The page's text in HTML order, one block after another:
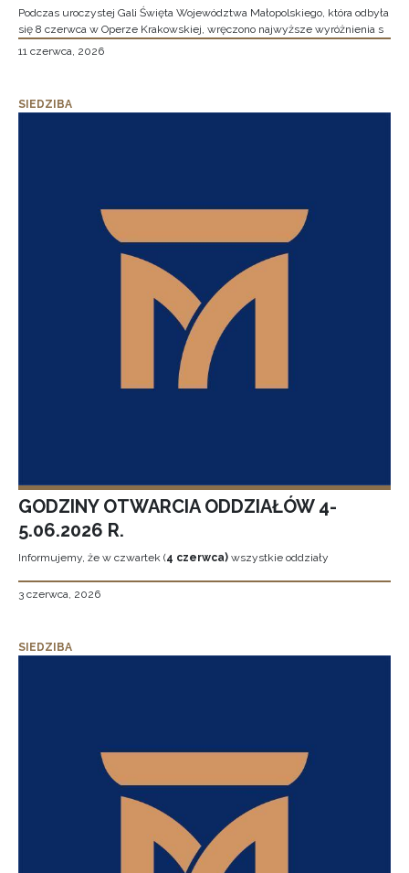
Podczas uroczystej Gali Święta Województwa Małopolskiego, która odbyła
się 8 czerwca w Operze Krakowskiej, wręczono najwyższe wyróżnienia s
11 czerwca, 2026
SIEDZIBA
GODZINY OTWARCIA ODDZIAŁÓW 4-
5.06.2026 R.
Informujemy, że w czwartek (4 czerwca) wszystkie oddziały
3 czerwca, 2026
SIEDZIBA